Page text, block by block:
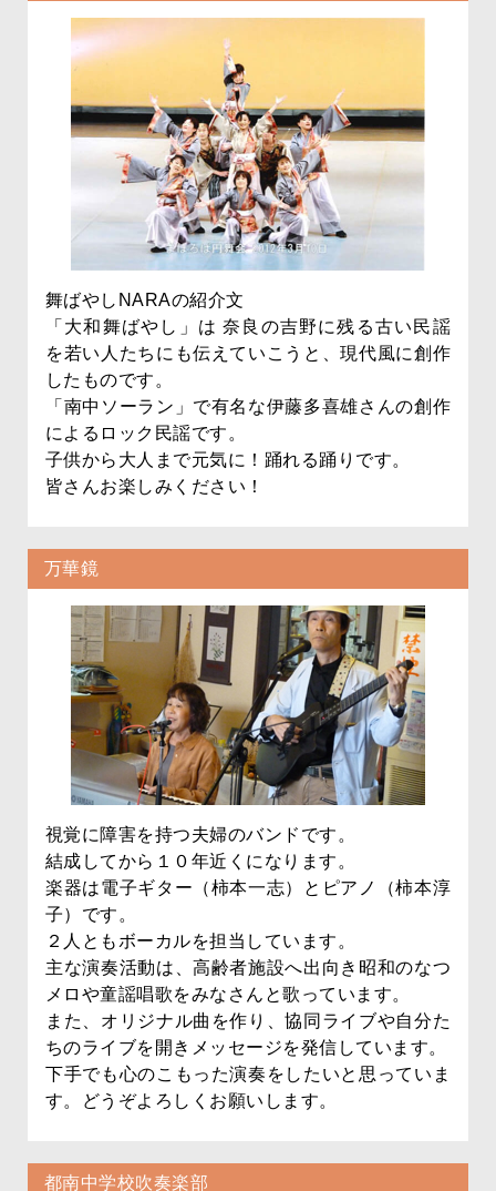
舞ばやしNARAの紹介文
「大和舞ばやし」は 奈良の吉野に残る古い民謡
を若い人たちにも伝えていこうと、現代風に創作
したものです。
「南中ソーラン」で有名な伊藤多喜雄さんの創作
によるロック民謡です。
子供から大人まで元気に！踊れる踊りです。
皆さんお楽しみください！
万華鏡
視覚に障害を持つ夫婦のバンドです。
結成してから１０年近くになります。
楽器は電子ギター（柿本一志）とピアノ（柿本淳
子）です。
２人ともボーカルを担当しています。
主な演奏活動は、高齢者施設へ出向き昭和のなつ
メロや童謡唱歌をみなさんと歌っています。
また、オリジナル曲を作り、協同ライブや自分た
ちのライブを開きメッセージを発信しています。
下手でも心のこもった演奏をしたいと思っていま
す。どうぞよろしくお願いします。
都南中学校吹奏楽部